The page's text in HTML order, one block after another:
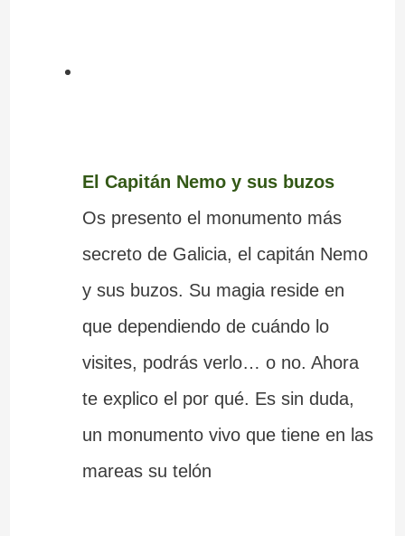
El Capitán Nemo y sus buzos
Os presento el monumento más
secreto de Galicia, el capitán Nemo
y sus buzos. Su magia reside en
que dependiendo de cuándo lo
visites, podrás verlo… o no. Ahora
te explico el por qué. Es sin duda,
un monumento vivo que tiene en las
mareas su telón